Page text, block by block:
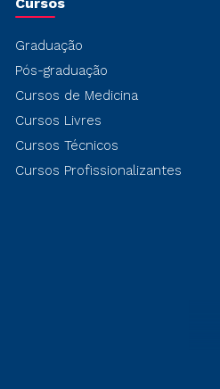
Graduação
Pós-graduação
Cursos de Medicina
Cursos Livres
Cursos Técnicos
Cursos Profissionalizantes